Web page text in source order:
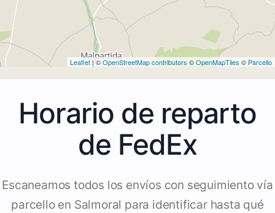
Leaflet| ©OpenStreetMap contributors ©OpenMapTiles © Parcello
Horario de reparto
de FedEx
Escaneamos todos los envíos con seguimiento vía
parcello en Salmoral para identificar hasta qué